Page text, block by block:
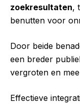
zoekresultaten,
benutten voor
Door beide
een breder
vergroten en
Effectieve